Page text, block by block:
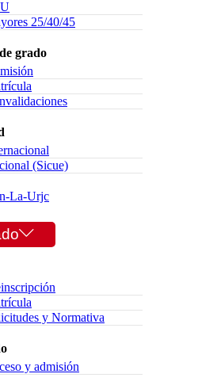
25/40/45
grado
(Sicue)
La-Urjc
y Normativa
y admisión